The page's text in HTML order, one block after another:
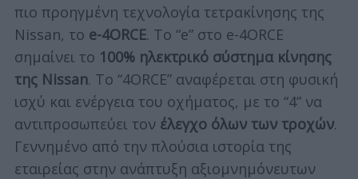
πιο προηγμένη τεχνολογία τετρακίνησης της
Nissan, το e-4ORCE. Το “e” στο e-4ORCE
σημαίνει το 100% ηλεκτρικό σύστημα κίνησης
της Nissan. Το “4ORCE” αναφέρεται στη φυσική
ισχύ και ενέργεια του οχήματος, με το “4” να
αντιπροσωπεύει τον έλεγχο όλων των τροχών.
Γεννημένο από την πλούσια ιστορία της
εταιρείας στην ανάπτυξη αξιομνημόνευτων